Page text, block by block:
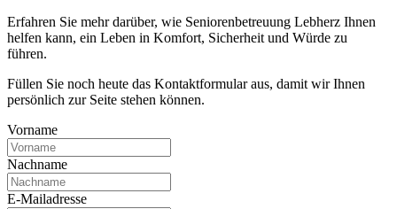
Erfahren Sie mehr darüber, wie Seniorenbetreuung Lebherz Ihnen
helfen kann, ein Leben in Komfort, Sicherheit und Würde zu
führen.
Füllen Sie noch heute das Kontaktformular aus, damit wir Ihnen
persönlich zur Seite stehen können.
Vorname
Nachname
E-Mailadresse